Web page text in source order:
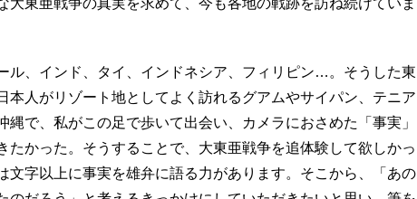
大東亜戦争の真実を求めて、今も各地の戦跡を訪ね続けていま
ル、インド、タイ、インドネシア、フィリピン…。そうした東
本人がリゾート地としてよく訪れるグアムやサイパン、テニア
縄で、私がこの足で歩いて出会い、カメラにおさめた「事実」
たかった。そうすることで、大東亜戦争を追体験して欲しかっ
文字以上に事実を雄弁に語る力があります。そこから、「あの